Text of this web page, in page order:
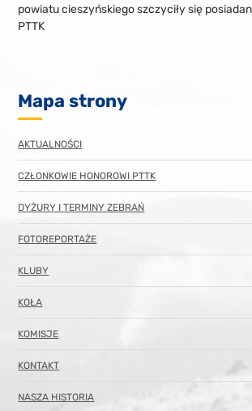
powiatu cieszyńskiego szczyciły się
PTTK
Mapa strony
AKTUALNOŚCI
CZŁONKOWIE HONOROWI PTTK
DYŻURY I TERMINY ZEBRAŃ
FOTOREPORTAŻE
KLUBY
KOŁA
KOMISJE
KONTAKT
NASZA HISTORIA